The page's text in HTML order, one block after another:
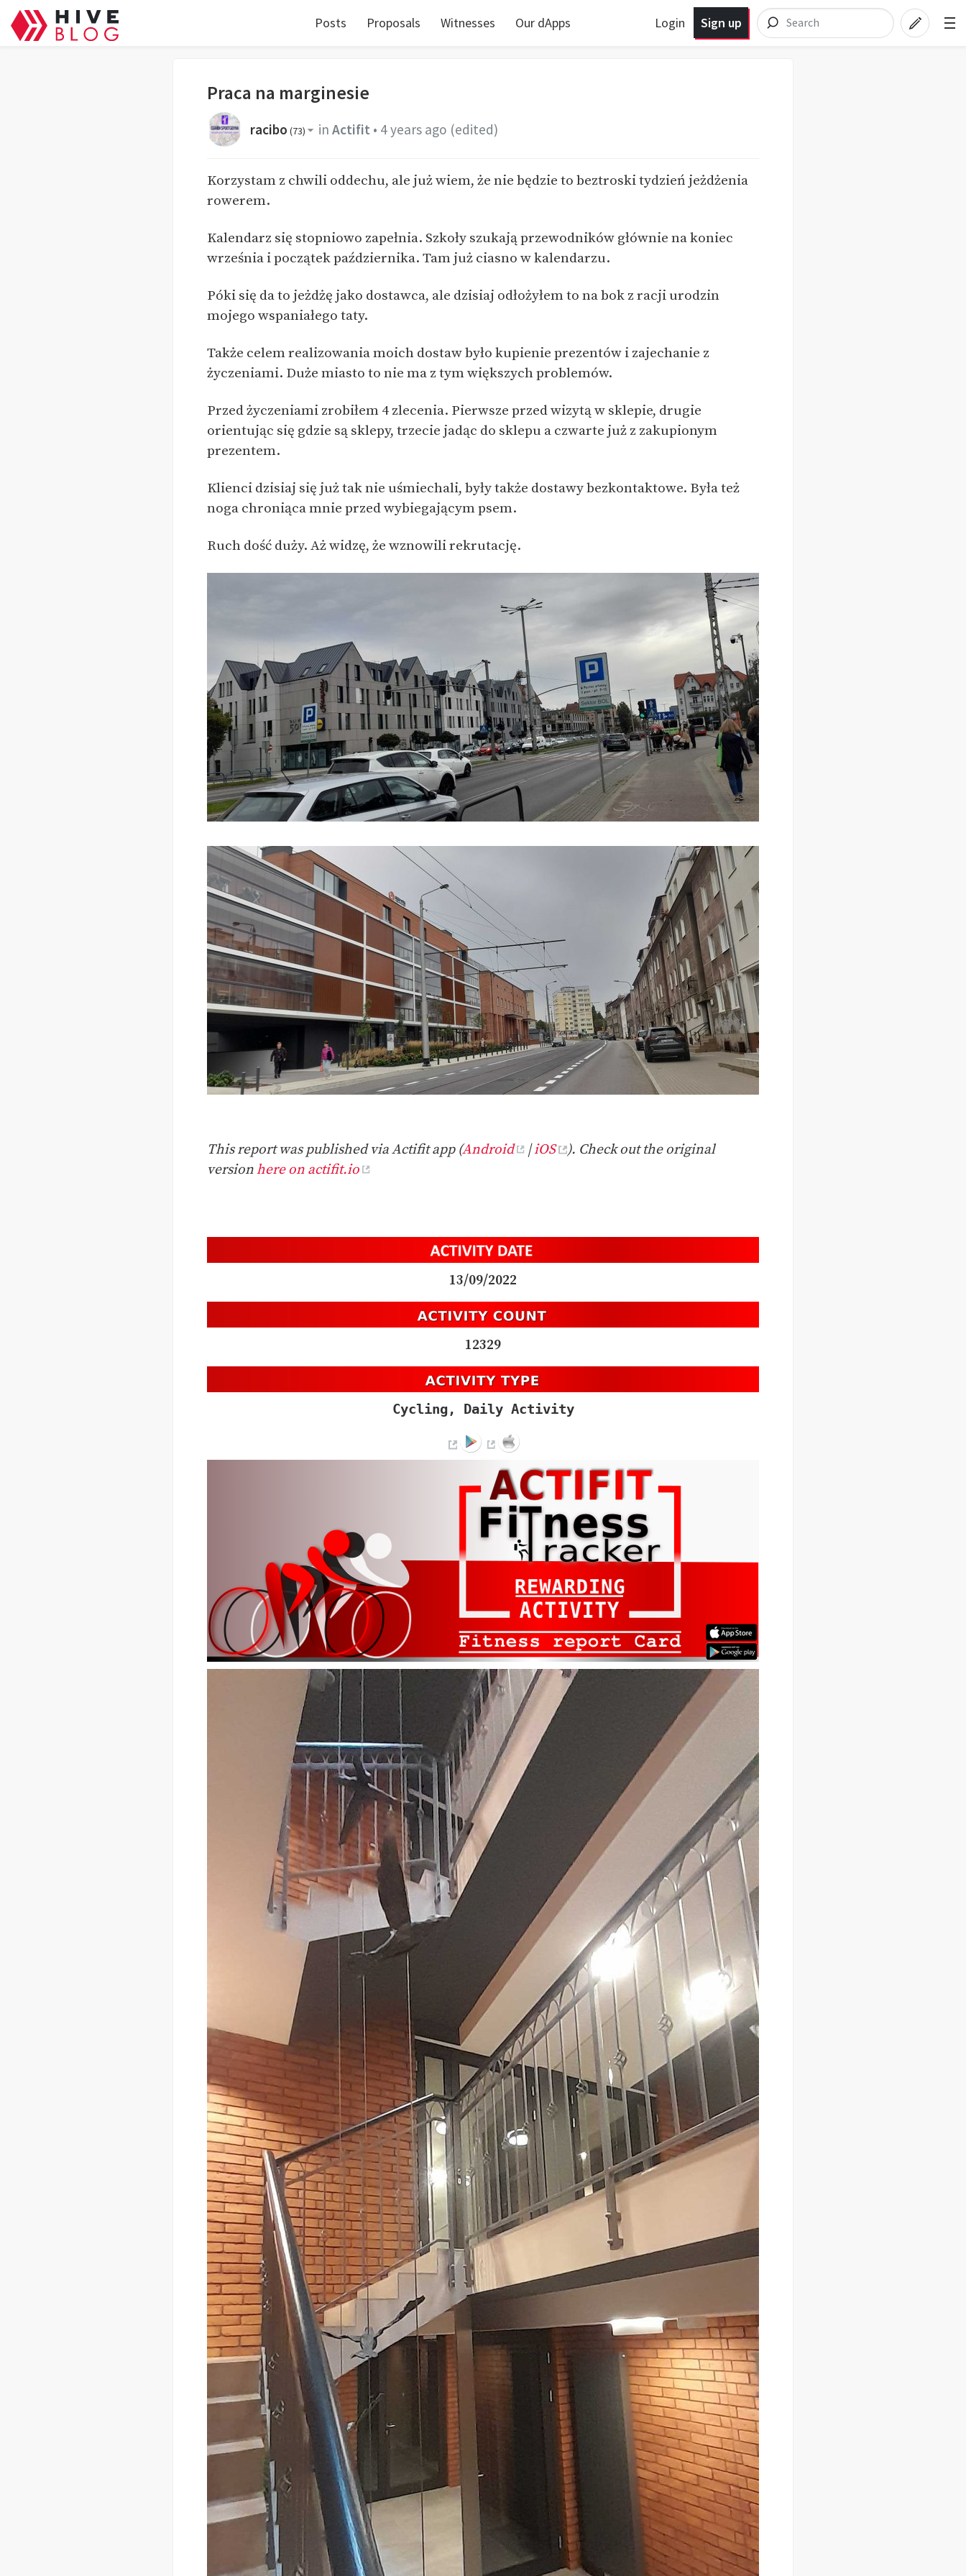
Posts Proposals Witnesses Our dApps Login Sign up
Praca na marginesie
racibo (73) in Actifit • 4 years ago (edited)
Korzystam z chwili oddechu, ale już wiem, że nie będzie to beztroski tydzień jeżdżenia
rowerem.
Kalendarz się stopniowo zapełnia. Szkoły szukają przewodników głównie na koniec
września i początek października. Tam już ciasno w kalendarzu.
Póki się da to jeżdżę jako dostawca, ale dzisiaj odłożyłem to na bok z racji urodzin
mojego wspaniałego taty.
Także celem realizowania moich dostaw było kupienie prezentów i zajechanie z
życzeniami. Duże miasto to nie ma z tym większych problemów.
Przed życzeniami zrobiłem 4 zlecenia. Pierwsze przed wizytą w sklepie, drugie
orientując się gdzie są sklepy, trzecie jadąc do sklepu a czwarte już z zakupionym
prezentem.
Klienci dzisiaj się już tak nie uśmiechali, były także dostawy bezkontaktowe. Była też
noga chroniąca mnie przed wybiegającym psem.
Ruch dość duży. Aż widzę, że wznowili rekrutację.
This report was published via Actifit app (Android |iOS
). Check out the original
versionhere on actifit.io
13/09/2022
12329
Cycling, Daily Activity